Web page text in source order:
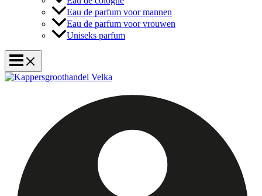
Eau de parfum voor mannen
Eau de parfum voor vrouwen
Uniseks parfum